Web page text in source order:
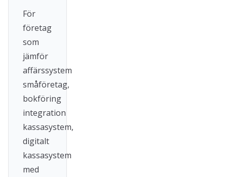
För
företag
som
jämför
affärssystem
småföretag,
bokföring
integration
kassasystem,
digitalt
kassasystem
med